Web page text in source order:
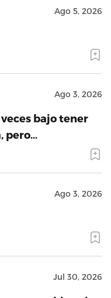
Ago 5, 2026
Ago 3, 2026
veces bajo tener
pero…
Ago 3, 2026
Jul 30, 2026